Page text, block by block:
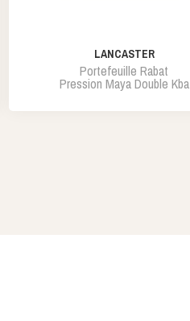
LANCASTER
Portefeuille Rabat
Pression Maya Double Kba